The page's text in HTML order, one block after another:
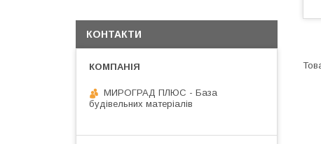
КОНТАКТИ
МИРОГРАД ПЛЮС - База
будівельних матеріалів